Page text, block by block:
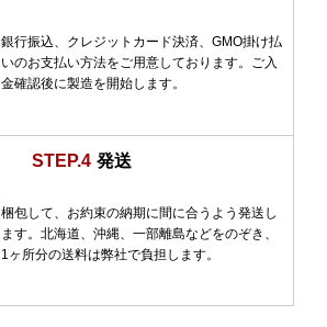
銀行振込、クレジットカード決済、GMO掛け払
いのお支払い方法をご用意しております。ご入
金確認後に製造を開始します。
STEP.4 発送
梱包して、お約束の納期に間に合うよう発送し
ます。北海道、沖縄、一部離島などをのぞき、
1ヶ所分の送料は弊社で負担します。